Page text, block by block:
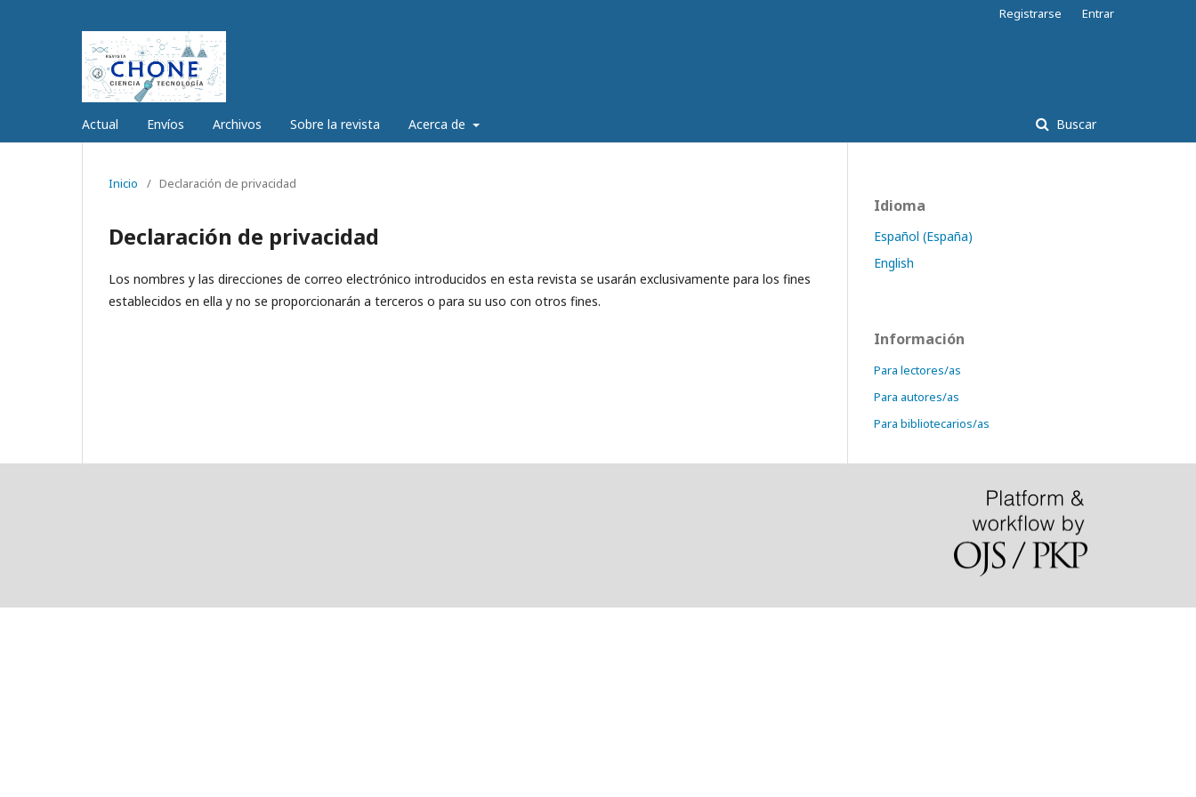
Actual Envíos Archivos Sobre la revista Acerca de Buscar
Registrarse Entrar
Inicio / Declaración de privacidad
Declaración de privacidad
Los nombres y las direcciones de correo electrónico introducidos en esta revista se usarán exclusivamente para los fines
establecidos en ella y no se proporcionarán a terceros o para su uso con otros fines.
Idioma
Español (España)
English
Información
Para lectores/as
Para autores/as
Para bibliotecarios/as